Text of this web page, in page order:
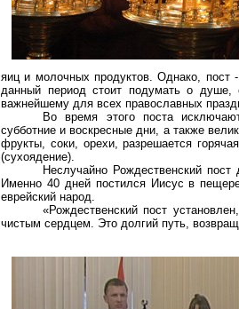
яиц и молочных продуктов. Однако, пост
данный период стоит подумать о душе,
важнейшему для всех православных
Во время этого поста
субботние и воскресные дни, а также
фрукты, соки, орехи, разрешается
(сухоядение).
Неслучайно Рождественский
Именно 40 дней постился Иисус в
еврейский народ.
«Рождественский пост
чистым сердцем. Это долгий путь,